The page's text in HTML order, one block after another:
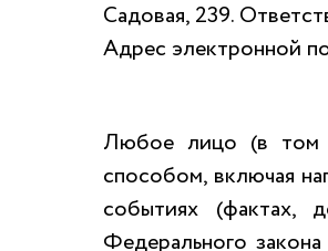
Садовая, 239.
Адрес электронной
Любое лицо (в том
способом, включая
событиях (фактах,
Федерального